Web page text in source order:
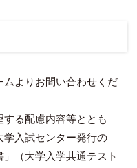
ムよりお問い合わせくだ
る配慮内容等ととも
学入試センター発行の
」（大学入学共通テスト